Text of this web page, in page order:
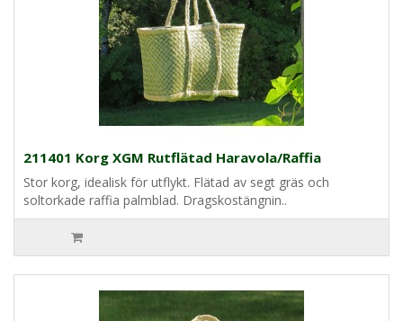
211401 Korg XGM Rutflätad Haravola/Raffia
Stor korg, idealisk för utflykt. Flätad av segt gräs och
soltorkade raffia palmblad. Dragskostängnin..